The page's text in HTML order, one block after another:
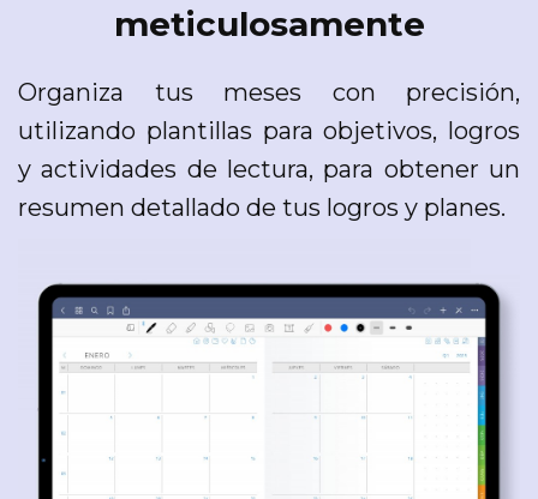
meticulosamente
Organiza tus meses con precisión,
utilizando plantillas para objetivos, logros
y actividades de lectura, para obtener un
resumen detallado de tus logros y planes.